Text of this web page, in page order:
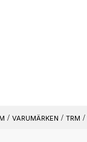
VARUMÄRKEN TRM